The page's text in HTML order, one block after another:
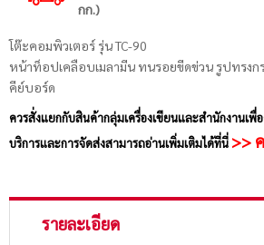
กก.)
โต๊ะคอมพิวเตอร์ รุ่น TC-90
หน้าท็อปเคลือบเมลามีน ทนรอยขีดข่วน รูปทรงก
คีย์บอร์ด
ควรสั่งแยกกับสินค้ากลุ่มเครื่องเขียนและสำนักงานเพื่
บริการและการจัดส่งสามารถอ่านเพิ่มเติมได้ที่นี่ >>
รายละเอียด